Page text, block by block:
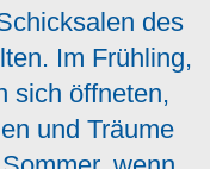
des
Im Frühling,
sich öffneten,
und Träume